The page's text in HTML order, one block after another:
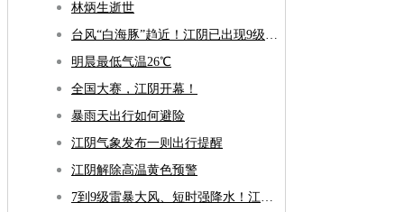
林炳生逝世
台风“白海豚”趋近！江阴已出现9级大风！
明晨最低气温26℃
全国大赛，江阴开幕！
暴雨天出行如何避险
江阴气象发布一则出行提醒
江阴解除高温黄色预警
7到9级雷暴大风、短时强降水！江阴人下午别出门了！